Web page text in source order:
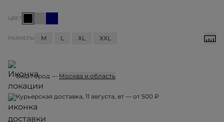
ЦВЕТ
РАЗМЕРЫ M L XL XXL
Ваш город — Москва и область
Курьерская доставка, 11 августа, вт — от 500 ₽